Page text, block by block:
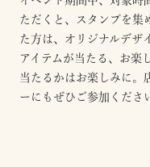
ただくと、スタンプを集
た方は、オリジナルデザ
アイテムが当たる、お楽
当たるかはお楽しみに。
ーにもぜひご参加くださ